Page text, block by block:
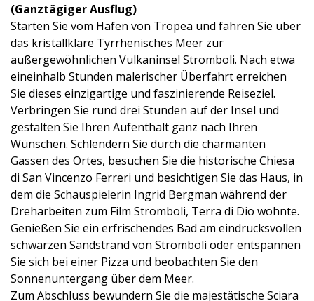
(Ganztägiger Ausflug)
Starten Sie vom Hafen von Tropea und fahren Sie über
das kristallklare Tyrrhenisches Meer zur
außergewöhnlichen Vulkaninsel Stromboli. Nach etwa
eineinhalb Stunden malerischer Überfahrt erreichen
Sie dieses einzigartige und faszinierende Reiseziel.
Verbringen Sie rund drei Stunden auf der Insel und
gestalten Sie Ihren Aufenthalt ganz nach Ihren
Wünschen. Schlendern Sie durch die charmanten
Gassen des Ortes, besuchen Sie die historische Chiesa
di San Vincenzo Ferreri und besichtigen Sie das Haus, in
dem die Schauspielerin Ingrid Bergman während der
Dreharbeiten zum Film Stromboli, Terra di Dio wohnte.
Genießen Sie ein erfrischendes Bad am eindrucksvollen
schwarzen Sandstrand von Stromboli oder entspannen
Sie sich bei einer Pizza und beobachten Sie den
Sonnenuntergang über dem Meer.
Zum Abschluss bewundern Sie die majestätische Sciara